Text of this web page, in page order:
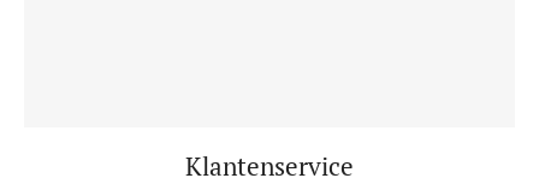
Klantenservice